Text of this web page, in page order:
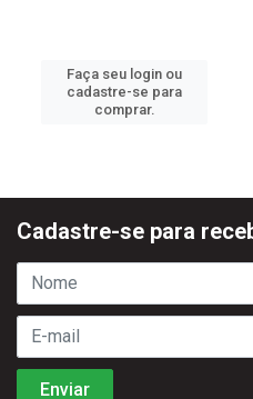
Faça seu login ou
cadastre-se para
comprar.
Cadastre-se para